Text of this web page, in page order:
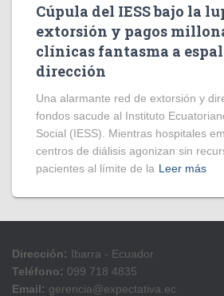
Cúpula del IESS bajo la
extorsión y pagos
clínicas fantasma a
dirección
​Una alarmante red de extorsión y
fondos sacude al Instituto
Social (IESS). Mientras hospitales
centros de diálisis agonizan sin
pacientes al límite de la Leer más
Dirección: Ibarra - Ecuador
Teléfono: 099 718 4835
Email: gerencia@expectativa.ec